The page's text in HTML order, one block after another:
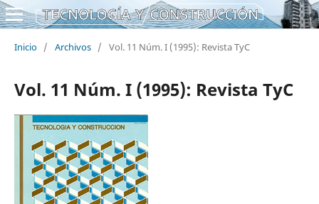
Inicio / Archivos / Vol. 11 Núm. I (1995): Revista TyC
Vol. 11 Núm. I (1995): Revista TyC